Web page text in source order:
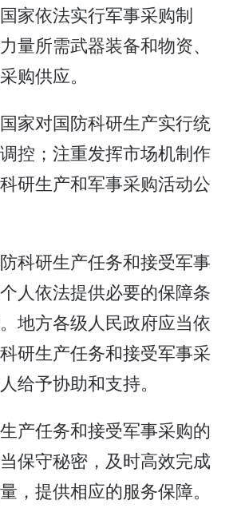
家依法实行军事采购制
量所需武器装备和物资、
购供应。
家对国防科研生产实行统
控；注重发挥市场机制作
研生产和军事采购活动公
科研生产任务和接受军事
人依法提供必要的保障条
地方各级人民政府应当依
研生产任务和接受军事采
给予协助和支持。
产任务和接受军事采购的
保守秘密，及时高效完成
，提供相应的服务保障。